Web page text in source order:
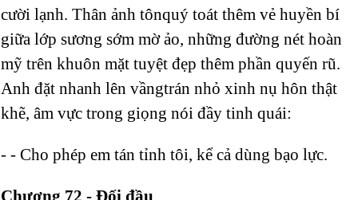
cười lạnh. Thân ảnh tônquý toát thêm vẻ huyền bí
giữa lớp sương sớm mờ ảo, những đường nét hoàn
mỹ trên khuôn mặt tuyệt đẹp thêm phần quyến rũ.
Anh đặt nhanh lên vầngtrán nhỏ xinh nụ hôn thật
khẽ, âm vực trong giọng nói đầy tinh quái:
- - Cho phép em tán tỉnh tôi, kể cả dùng bạo lực.
Chương 72 - Đối đầu